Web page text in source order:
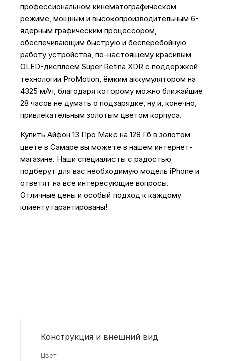
профессиональном кинематографическом
режиме, мощным и высокопроизводительным 6-
ядерным графическим процессором,
обеспечивающим быструю и бесперебойную
работу устройства, по-настоящему красивым
OLED-дисплеем Super Retina XDR с поддержкой
технологии ProMotion, ёмким аккумулятором на
4325 мАч, благодаря которому можно ближайшие
28 часов не думать о подзарядке, ну и, конечно,
привлекательным золотым цветом корпуса.
Купить Айфон 13 Про Макс на 128 Гб в золотом
цвете в Самаре вы можете в нашем интернет-
магазине. Наши специалисты с радостью
подберут для вас необходимую модель iPhone и
ответят на все интересующие вопросы.
Отличные цены и особый подход к каждому
клиенту гарантированы!
Конструкция и внешний вид
Цвет